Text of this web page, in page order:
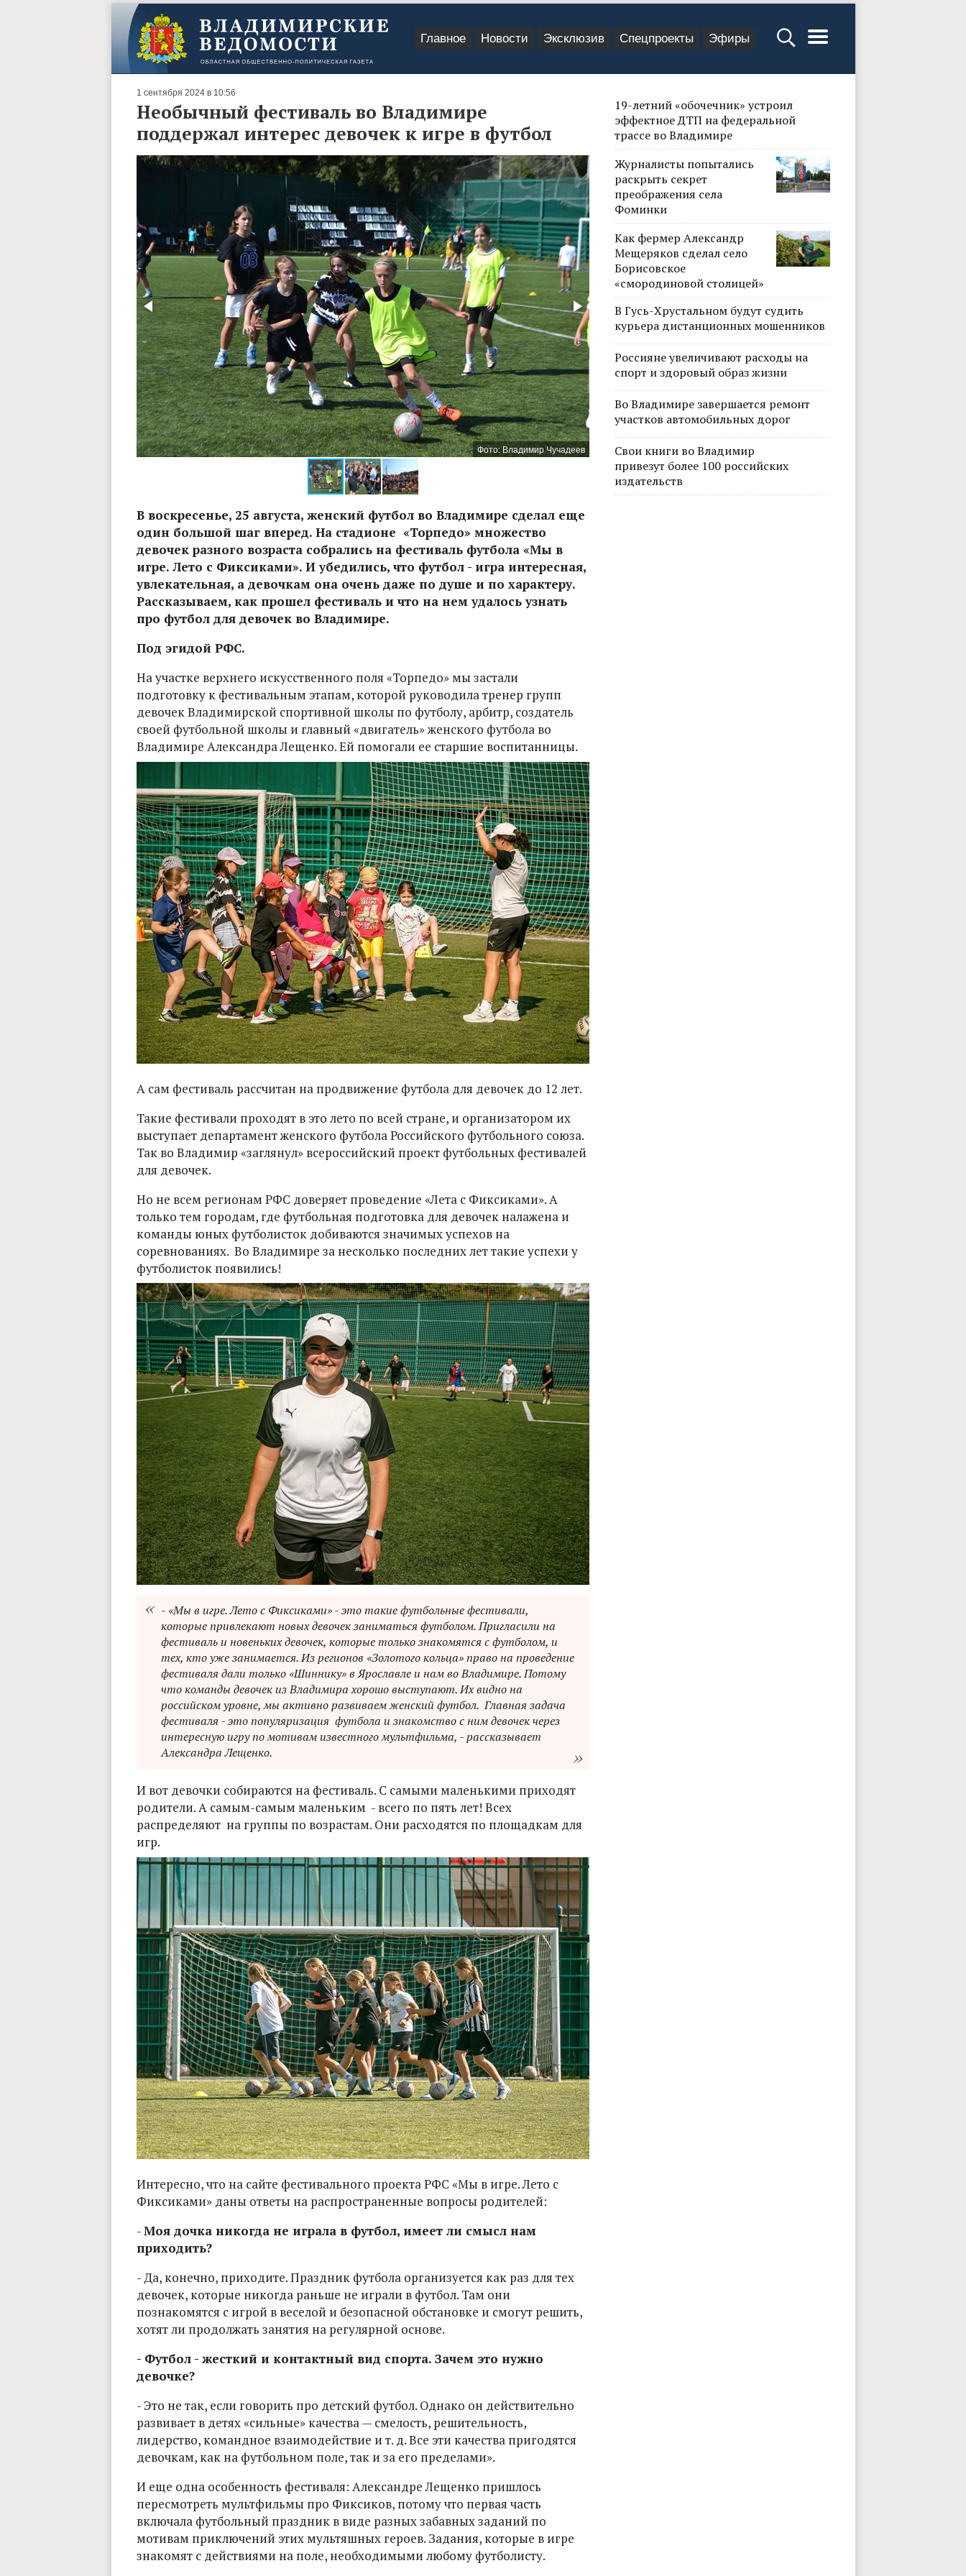
Главное Новости Эксклюзив Спецпроекты Эфиры
1 сентября 2024 в 10:56
Необычный фестиваль во Владимире
поддержал интерес девочек к игре в футбол
Фото: Владимир Чучадеев
В воскресенье, 25 августа, женский футбол во Владимире сделал еще
один большой шаг вперед. На стадионе «Торпедо» множество
девочек разного возраста собрались на фестиваль футбола «Мы в
игре. Лето с Фиксиками». И убедились, что футбол - игра интересная,
увлекательная, а девочкам она очень даже по душе и по характеру.
Рассказываем, как прошел фестиваль и что на нем удалось узнать
про футбол для девочек во Владимире.
Под эгидой РФС.
На участке верхнего искусственного поля «Торпедо» мы застали
подготовку к фестивальным этапам, которой руководила тренер групп
девочек Владимирской спортивной школы по футболу, арбитр, создатель
своей футбольной школы и главный «двигатель» женского футбола во
Владимире Александра Лещенко. Ей помогали ее старшие воспитанницы.
А сам фестиваль рассчитан на продвижение футбола для девочек до 12 лет.
Такие фестивали проходят в это лето по всей стране, и организатором их
выступает департамент женского футбола Российского футбольного союза.
Так во Владимир «заглянул» всероссийский проект футбольных фестивалей
для девочек.
Но не всем регионам РФС доверяет проведение «Лета с Фиксиками». А
только тем городам, где футбольная подготовка для девочек налажена и
команды юных футболисток добиваются значимых успехов на
соревнованиях. Во Владимире за несколько последних лет такие успехи у
футболисток появились!
- «Мы в игре. Лето с Фиксиками» - это такие футбольные фестивали,
которые привлекают новых девочек заниматься футболом. Пригласили на
фестиваль и новеньких девочек, которые только знакомятся с футболом, и
тех, кто уже занимается. Из регионов «Золотого кольца» право на проведение
фестиваля дали только «Шиннику» в Ярославле и нам во Владимире. Потому
что команды девочек из Владимира хорошо выступают. Их видно на
российском уровне, мы активно развиваем женский футбол. Главная задача
фестиваля - это популяризация футбола и знакомство с ним девочек через
интересную игру по мотивам известного мультфильма, - рассказывает
Александра Лещенко.
И вот девочки собираются на фестиваль. С самыми маленькими приходят
родители. А самым-самым маленьким - всего по пять лет! Всех
распределяют на группы по возрастам. Они расходятся по площадкам для
игр.
Интересно, что на сайте фестивального проекта РФС «Мы в игре. Лето с
Фиксиками» даны ответы на распространенные вопросы родителей:
-Моя дочка никогда не играла в футбол, имеет ли смысл нам
приходить?
- Да, конечно, приходите. Праздник футбола организуется как раз для тех
девочек, которые никогда раньше не играли в футбол. Там они
познакомятся с игрой в веселой и безопасной обстановке и смогут решить,
хотят ли продолжать занятия на регулярной основе.
- Футбол - жесткий и контактный вид спорта. Зачем это нужно
девочке?
- Это не так, если говорить про детский футбол. Однако он действительно
развивает в детях «сильные» качества — смелость, решительность,
лидерство, командное взаимодействие и т. д. Все эти качества пригодятся
девочкам, как на футбольном поле, так и за его пределами».
И еще одна особенность фестиваля: Александре Лещенко пришлось
пересмотреть мультфильмы про Фиксиков, потому что первая часть
включала футбольный праздник в виде разных забавных заданий по
мотивам приключений этих мультяшных героев. Задания, которые в игре
знакомят с действиями на поле, необходимыми любому футболисту.
19-летний «обочечник» устроил
эффектное ДТП на федеральной
трассе во Владимире
Журналисты попытались
раскрыть секрет
преображения села
Фоминки
Как фермер Александр
Мещеряков сделал село
Борисовское
«смородиновой столицей»
В Гусь-Хрустальном будут судить
курьера дистанционных мошенников
Россияне увеличивают расходы на
спорт и здоровый образ жизни
Во Владимире завершается ремонт
участков автомобильных дорог
Свои книги во Владимир
привезут более 100 российских
издательств